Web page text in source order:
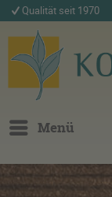
Qualität seit 1970
Menü